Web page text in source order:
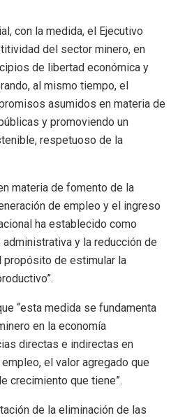
con la medida, el Ejecutivo
del sector minero, en
de libertad económica y
al mismo tiempo, el
asumidos en materia de
y promoviendo un
respetuoso de la
materia de fomento de la
de empleo y el ingreso
ha establecido como
y la reducción de
propósito de estimular la
“esta medida se fundamenta
en la economía
directas e indirectas en
el valor agregado que
crecimiento que tiene”.
de la eliminación de las